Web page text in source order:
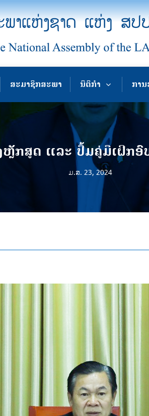
ສະມາຊິກສະພາ ນິຕິກຳ ກາ
ຫຼັກສູດ ແລະ ປຶ້ມຄູ່ມືເຝິກ
ມ.ສ. 23, 2024